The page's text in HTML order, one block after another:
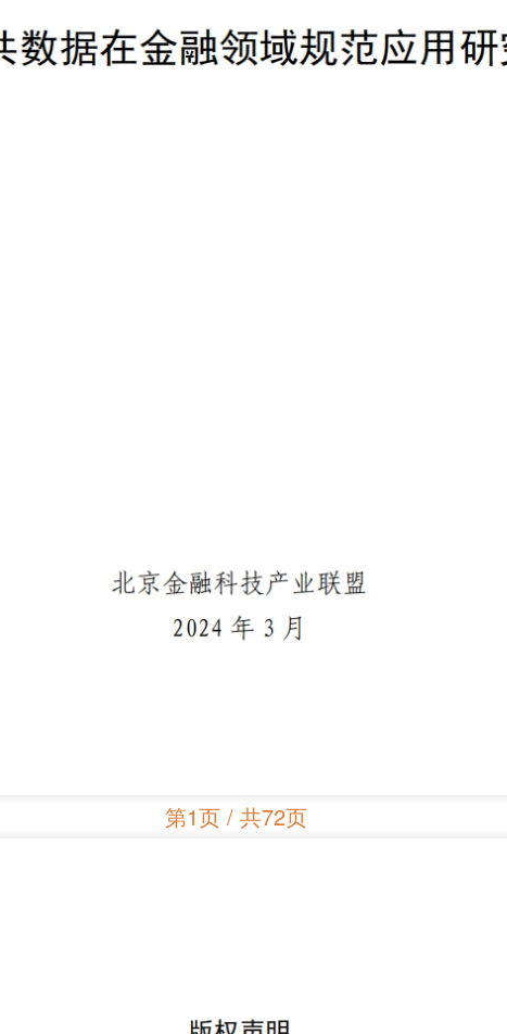
第1页 / 共72页